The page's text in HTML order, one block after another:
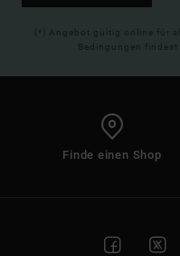
(*) Angebot gültig online für
Bedingungen findest
Finde einen Shop